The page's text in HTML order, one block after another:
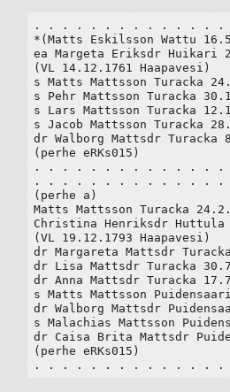
. . . . . . . . . . . . . .
*(Matts Eskilsson Wattu
ea Margeta Eriksdr Huikari
(VL 14.12.1761 Haapavesi)
s Matts Mattsson Turacka
s Pehr Mattsson Turacka
s Lars Mattsson Turacka
s Jacob Mattsson Turacka
dr Walborg Mattsdr Turacka
(perhe eRKs015)
. . . . . . . . . . . . . .
. . . . . . . . . . . . . .
(perhe a)
Matts Mattsson Turacka
Christina Henriksdr Huttula
(VL 19.12.1793 Haapavesi)
dr Margareta Mattsdr
dr Lisa Mattsdr Turacka
dr Anna Mattsdr Turacka
s Matts Mattsson
dr Walborg Mattsdr
s Malachias Mattsson
dr Caisa Brita Mattsdr
(perhe eRKs015)
. . . . . . . . . . . . . .